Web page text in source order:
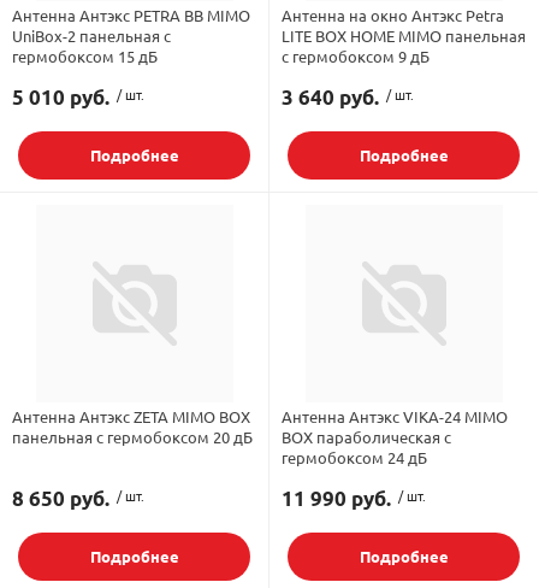
Встраиваемые
Антенные
Сплиттеры,
Грозозащита
Приставки
Усилители ТВ
HDMI
Блоки питания
Мультисвитчи
Обмен
Комплекты
интернета
Адаптеры WI-FI
Сетевые
Кабель для ОС
Обжимные
мачты, боксы
Кронштейны
Антенна Антэкс PETRA BB MIMO
UniBox-2 панельная с
гермобоксом 15 дБ
5 010 руб. / шт.
Подробнее
Антенна на окно Антэкс Petra
LITE BOX HOME MIMO панельная
с гермобоксом 9 дБ
3 640 руб. / шт.
Подробнее
Антенна Антэкс ZETA MIMO BOX
панельная с гермобоксом 20 дБ
8 650 руб. / шт.
Подробнее
Антенна Антэкс VIKA-24 MIMO
BOX параболическая с
гермобоксом 24 дБ
11 990 руб. / шт.
Подробнее